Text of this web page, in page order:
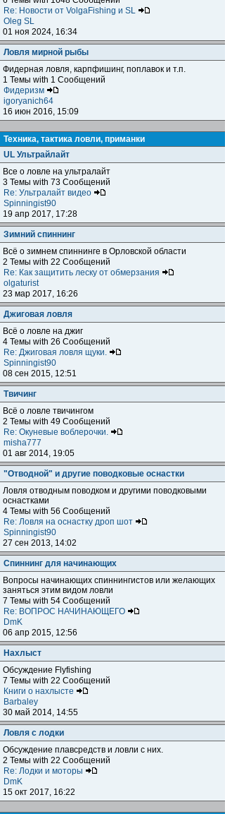
Re: Новости от VolgaFishing и SL
Oleg SL
01 ноя 2024, 16:34
Ловля мирной рыбы
Фидерная ловля, карпфишинг, поплавок и т.п.
1 Темы with 1 Сообщений
Фидеризм
igoryanich64
16 июн 2016, 15:09
Техника, тактика ловли, приманки
UL Ультрайлайт
Все о ловле на ультралайт
3 Темы with 73 Сообщений
Re: Ультралайт видео
Spinningist90
19 апр 2017, 17:28
Зимний спиннинг
Всё о зимнем спиннинге в Орловской области
2 Темы with 22 Сообщений
Re: Как защитить леску от обмерзания
olgaturist
23 мар 2017, 16:26
Джиговая ловля
Всё о ловле на джиг
4 Темы with 26 Сообщений
Re: Джиговая ловля щуки.
Spinningist90
08 сен 2015, 12:51
Твичинг
Всё о ловле твичингом
2 Темы with 49 Сообщений
Re: Окуневые воблерочки.
misha777
01 авг 2014, 19:05
"Отводной" и другие поводковые оснастки
Ловля отводным поводком и другими поводковыми
оснастками
4 Темы with 56 Сообщений
Re: Ловля на оснастку дроп шот
Spinningist90
27 сен 2013, 14:02
Спиннинг для начинающих
Вопросы начинающих спиннингистов или желающих
заняться этим видом ловли
7 Темы with 54 Сообщений
Re: ВОПРОС НАЧИНАЮЩЕГО
DmK
06 апр 2015, 12:56
Нахлыст
Обсуждение Flyfishing
7 Темы with 22 Сообщений
Книги о нахлысте
Barbaley
30 май 2014, 14:55
Ловля с лодки
Обсуждение плавсредств и ловли с них.
2 Темы with 22 Сообщений
Re: Лодки и моторы
DmK
15 окт 2017, 16:22